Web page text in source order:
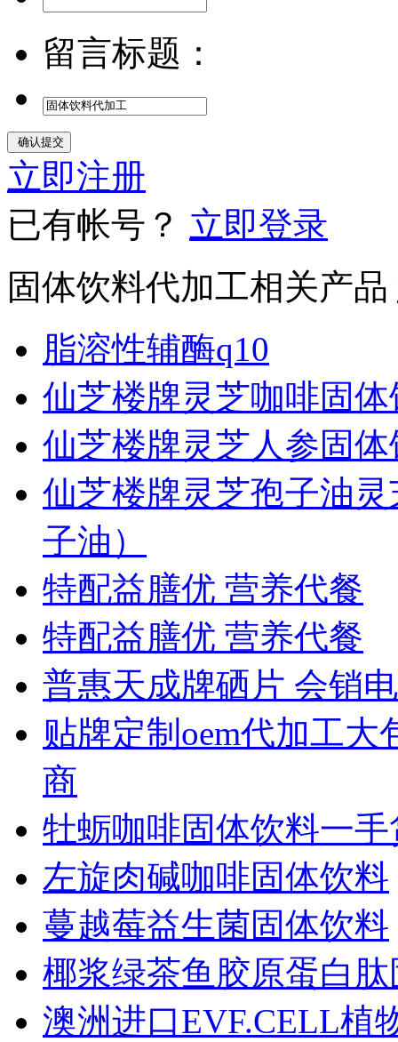
留言标题：
立即注册
已有帐号？ 立即登录
固体饮料代加工相关产品
脂溶性辅酶q10
仙芝楼牌灵芝咖啡固体
仙芝楼牌灵芝人参固体
仙芝楼牌灵芝孢子油
子油）
特配益膳优 营养代餐
特配益膳优 营养代餐
普惠天成牌硒片 会销
贴牌定制oem代加工
商
牡蛎咖啡固体饮料一
左旋肉碱咖啡固体饮料
蔓越莓益生菌固体饮料
椰浆绿茶鱼胶原蛋白
澳洲进口EVF.CELL植